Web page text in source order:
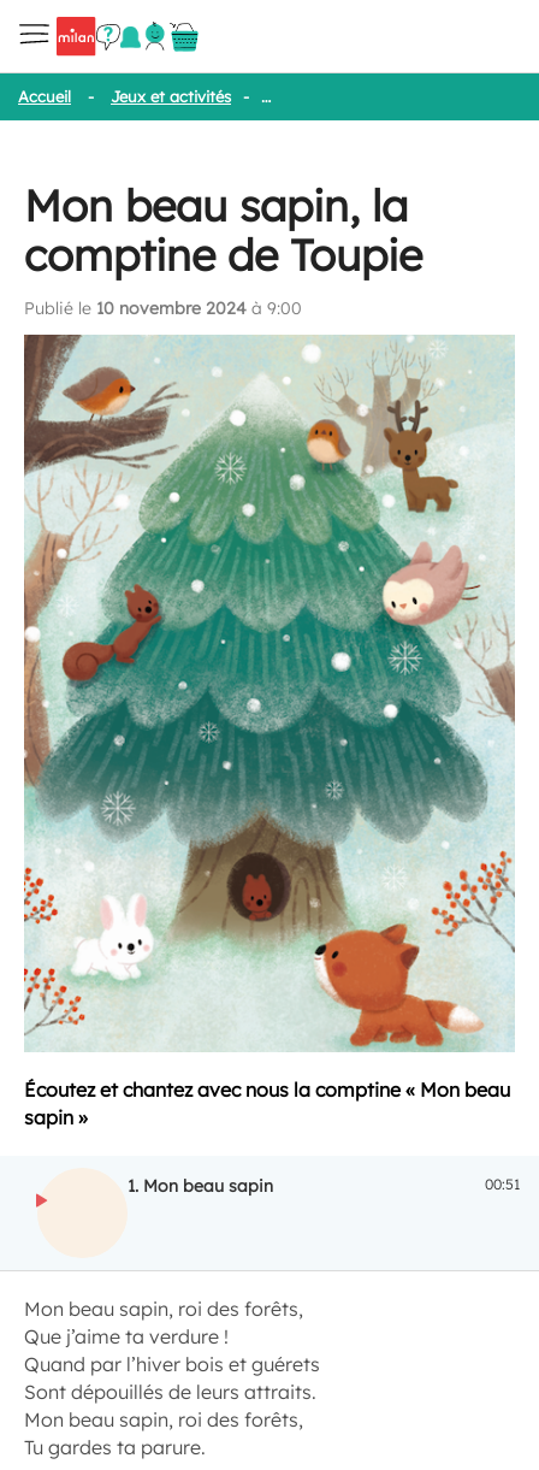
Accueil - Jeux et activités - Mon beau sapin, la comptine de
Mon beau sapin, la
comptine de Toupie
Publié le 10 novembre 2024 à 9:00
Écoutez et chantez avec nous la comptine« Mon beau
sapin »
1. Mon beau sapin 00:51
ECOUTER
Mon beau sapin, roi des forêts,
Que j’aime ta verdure !
Quand par l’hiver bois et guérets
Sont dépouillés de leurs attraits.
Mon beau sapin, roi des forêts,
Tu gardes ta parure.